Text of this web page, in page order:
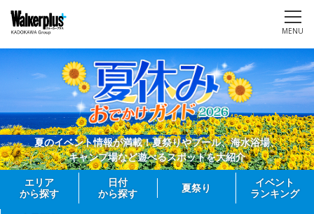
MENU
夏のイベント情報が満載！夏祭りやプール、海水浴場、
キャンプ場など遊べるスポットを大紹介
エリア
から探す
日付
から探す
夏祭り
イベント
ランキング